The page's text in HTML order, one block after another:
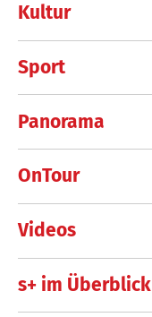
Kultur
Sport
Panorama
OnTour
Videos
s+ im Überblick